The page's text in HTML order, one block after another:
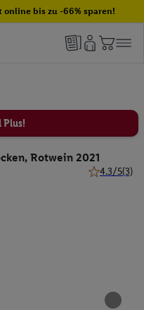
online bis zu -66% sparen!
Plus!
Rotwein 2021
4.3/5(3)